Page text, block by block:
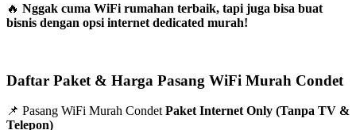
🔥 Nggak cuma WiFi rumahan terbaik, tapi juga bisa buat
bisnis dengan opsi internet dedicated murah!
Daftar Paket & Harga Pasang WiFi Murah Condet
📌 Pasang WiFi Murah Condet Paket Internet Only (Tanpa TV &
Telepon)